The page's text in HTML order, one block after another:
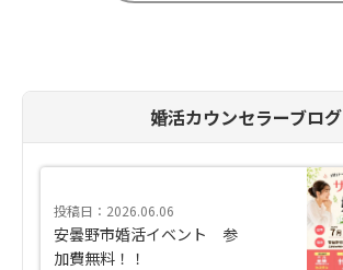
婚活カウンセラーブログ
投稿日：2026.06.06
安曇野市婚活イベント 参
加費無料！！